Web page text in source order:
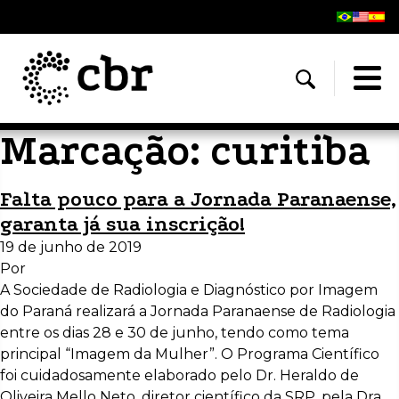
Marcação:curitiba
Falta pouco para a Jornada Paranaense,
garanta já sua inscrição!
19 de junho de 2019
Por
A Sociedade de Radiologia e Diagnóstico por Imagem
do Paraná realizará a Jornada Paranaense de Radiologia
entre os dias 28 e 30 de junho, tendo como tema
principal “Imagem da Mulher”. O Programa Científico
foi cuidadosamente elaborado pelo Dr. Heraldo de